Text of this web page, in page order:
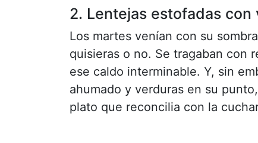
2. Lentejas estofadas con
Los martes venían con su
quisieras o no. Se tragaban con
ese caldo interminable. Y, sin
ahumado y verduras en su
plato que reconcilia con la